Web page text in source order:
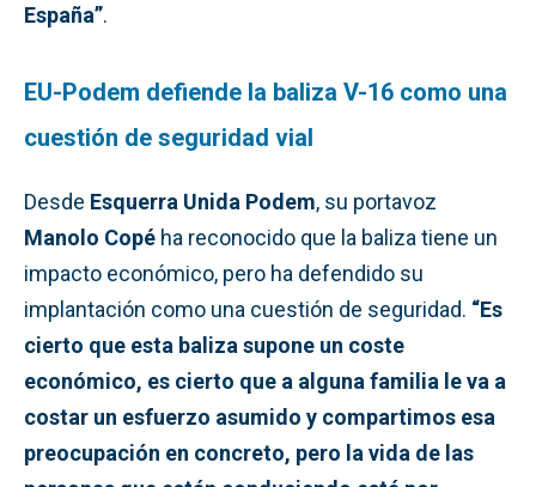
España”.
EU-Podem defiende la baliza V-16 como una
cuestión de seguridad vial
Desde Esquerra Unida Podem, su portavoz
Manolo Copé ha reconocido que la baliza tiene un
impacto económico, pero ha defendido su
implantación como una cuestión de seguridad. “Es
cierto que esta baliza supone un coste
económico, es cierto que a alguna familia le va a
costar un esfuerzo asumido y compartimos esa
preocupación en concreto, pero la vida de las